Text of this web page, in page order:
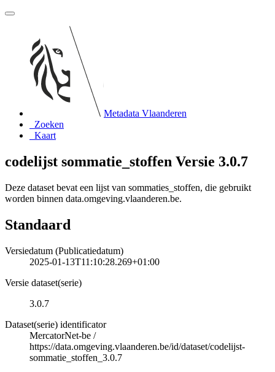
Metadata Vlaanderen
Zoeken
Kaart
codelijst sommatie_stoffen Versie 3.0.7
Deze dataset bevat een lijst van sommaties_stoffen, die gebruikt
worden binnen data.omgeving.vlaanderen.be.
Standaard
Versiedatum (Publicatiedatum)
2025-01-13T11:10:28.269+01:00
Versie dataset(serie)
3.0.7
Dataset(serie) identificator
MercatorNet-be /
https://data.omgeving.vlaanderen.be/id/dataset/codelijst-
sommatie_stoffen_3.0.7